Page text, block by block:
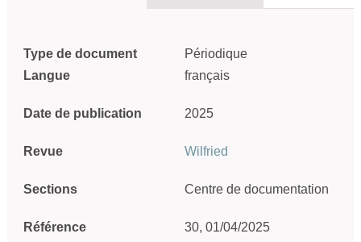
Type de document
Périodique
Langue
français
Date de publication 2025
Revue Wilfried
Sections Centre de documentation
Référence 30, 01/04/2025